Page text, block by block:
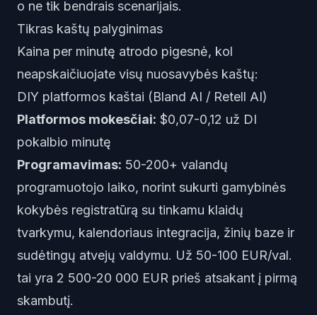
o ne tik bendrais scenarijais.
Tikras kaštų palyginimas
Kaina per minutę atrodo pigesnė, kol
neapskaičiuojate visų nuosavybės kaštų:
DIY platformos kaštai (Bland AI / Retell AI)
Platformos mokesčiai: $0,07-0,12 už DI
pokalbio minutę
Programavimas: 50-200+ valandų
programuotojo laiko, norint sukurti gamybinės
kokybės registratūrą su tinkamu klaidų
tvarkymu, kalendoriaus integracija, žinių baze ir
sudėtingų atvejų valdymu. Už 50-100 EUR/val.
tai yra 2 500-20 000 EUR prieš atsakant į pirmą
skambutį.